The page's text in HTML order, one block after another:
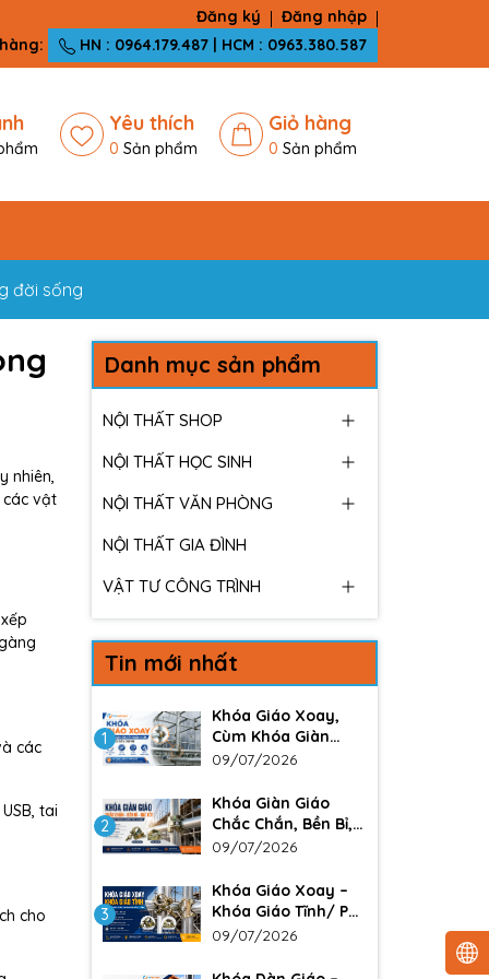
Đăng ký
Đăng nhập
HN : 0964.179.487 | HCM : 0963.380.587
Yêu thích
0 Sản phẩm
Giỏ hàng
0 Sản phẩm
đời sống
nhiên,
vật
các
tai
cho
Danh mục sản phẩm
NỘI THẤT SHOP
NỘI THẤT HỌC SINH
NỘI THẤT VĂN PHÒNG
NỘI THẤT GIA ĐÌNH
VẬT TƯ CÔNG TRÌNH
Tin mới nhất
1
Khóa Giáo Xoay,
Cùm Khóa Giàn
Giáo – Giải Pháp
Trong Xây Dựng
09/07/2026
2
Khóa Giàn Giáo
Chắc Chắn, Bền Bỉ,
Giá Tốt Cho Công
09/07/2026
3
Khóa Giáo Xoay –
Khóa Giáo Tĩnh/ Phụ
kiện không thể
công trình lớn. Đảm
09/07/2026